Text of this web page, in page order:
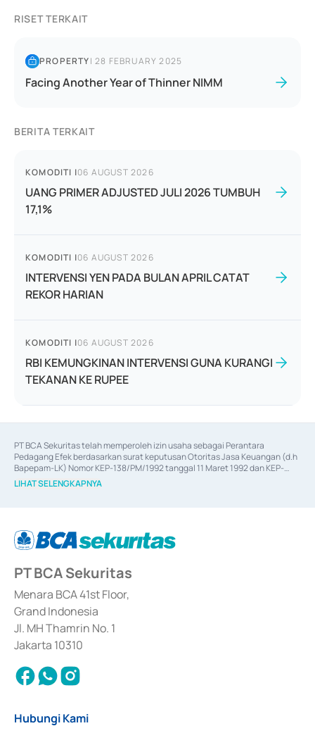
RISET TERKAIT
PROPERTY|28 FEBRUARY 2025
Facing Another Year of Thinner NIMM
BERITA TERKAIT
KOMODITI |06 AUGUST 2026
UANG PRIMER ADJUSTED JULI 2026 TUMBUH
17,1%
KOMODITI |06 AUGUST 2026
INTERVENSI YEN PADA BULAN APRIL CATAT
REKOR HARIAN
KOMODITI |06 AUGUST 2026
RBI KEMUNGKINAN INTERVENSI GUNA KURANGI
TEKANAN KE RUPEE
PT BCA Sekuritas telah memperoleh izin usaha sebagai Perantara
Pedagang Efek berdasarkan surat keputusan Otoritas Jasa Keuangan (d.h
Bapepam-LK) Nomor KEP-138/PM/1992 tanggal 11 Maret 1992 dan KEP-
06/D.04/2014 tanggal 28 Februari 2014, izin usaha sebagai Penjamin Emisi
Efek berdasarkan surat keputusan Otoritas Jasa Keuangan Nomor KEP-
berdasarkan surat keputusan Otoritas Jasa Keuangan Nomor S-
67/PM.21/2017 tanggal 3 Februari 2017, dan beberapa izin usaha lainnya
Sertifikat Deposito di Pasar Uang yang izinnya diterbitkan pada tahun 2017
dan izin usaha lainnya dari Bank Indonesia sebagai Lembaga Pendukung
Penerbitan, Transaksi, serta Penatausahaan dan Penyelesaian Transaksi
Surat Berharga Komersial yang izinnya diterbitkan pada tahun 2018.
LIHAT SELENGKAPNYA
PT BCA Sekuritas
Menara BCA 41st Floor,
Grand Indonesia
Jl. MH Thamrin No. 1
Jakarta 10310
Hubungi Kami